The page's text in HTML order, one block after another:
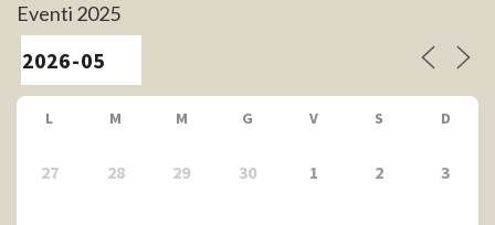
Eventi 2025
L M M G V S D
27 28 29 30 1 2 3